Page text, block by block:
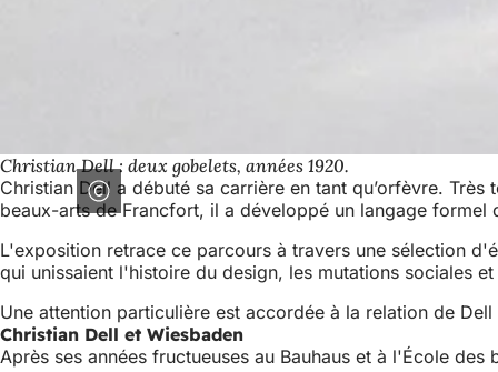
Christian Dell : deux gobelets, années 1920.
Christian Dell a débuté sa carrière en tant qu’orfèvre.
beaux-arts de Francfort, il a développé un langage formel
L'exposition retrace ce parcours à travers une sélection
qui unissaient l'histoire du design, les mutations sociales
Une attention particulière est accordée à la relation de
Christian Dell et Wiesbaden
Après ses années fructueuses au Bauhaus et à l'École